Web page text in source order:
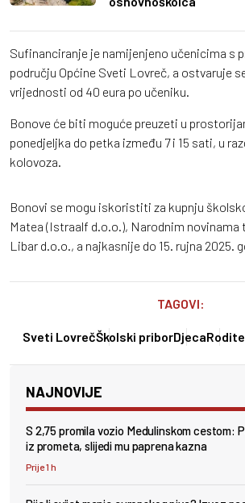
Sufinanciranje je namijenjeno učenicima s
području Općine Sveti Lovreč, a ostvaruje
vrijednosti od 40 eura po učeniku.
Bonove će biti moguće preuzeti u
ponedjeljka do petka između 7 i 15 sati, u
kolovoza.
Bonovi se mogu iskoristiti za kupnju
Matea (Istraalf d.o.o.), Narodnim novinama
Libar d.o.o., a najkasnije do 15. rujna 2025.
TAGOVI:
Sveti LovrečŠkolski priborDjeca
NAJNOVIJE
S 2,75 promila vozio Medulinskom cestom:
iz prometa, slijedi mu paprena kazna
Prije 1 h